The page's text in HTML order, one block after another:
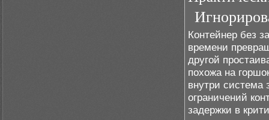
Контейнер без
времени
другой
похожа на
внутри система
ограничений
задержки в